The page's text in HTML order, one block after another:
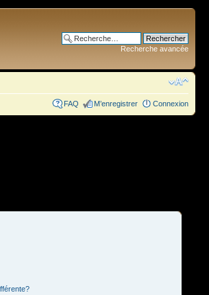
Recherche avancée
FAQ M’enregistrer Connexion